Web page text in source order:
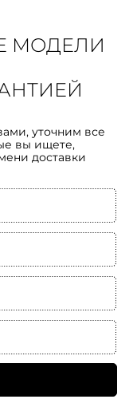
МОДЕЛИ
уточним все
вы ищете,
доставки